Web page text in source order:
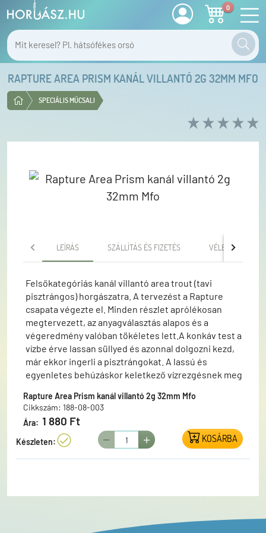
0
RAPTURE AREA PRISM KANÁL VILLANTÓ 2G 32MM MFO
SPECIÁLIS MŰCSALI
LEÍRÁS SZÁLLÍTÁS ÉS FIZETÉS VÉLEMÉNYEK
Felsőkategóriás kanál villantó area trout (tavi
pisztrángos) horgászatra. A tervezést a Rapture
csapata végezte el. Minden részlet aprólékosan
megtervezett, az anyagválasztás alapos és a
végeredmény valóban tökéletes lett.A konkáv test a
vízbe érve lassan süllyed és azonnal dolgozni kezd,
már ekkor ingerli a pisztrángokat. A lassú és
egyenletes behúzáskor keletkező vízrezgésnek meg
egyágas szakáll nélküli horoggal szerelt.
Rapture Area Prism kanál villantó 2g 32mm Mfo
Cikkszám: 188-08-003
Ára: 1 880 Ft
Készleten: KOSÁRBA